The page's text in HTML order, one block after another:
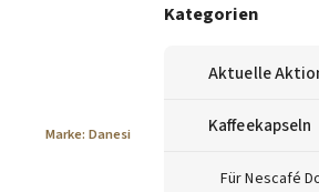
Kategorien
Aktuelle
Kaffeekapseln
Für Nescafé
Marke: Danesi